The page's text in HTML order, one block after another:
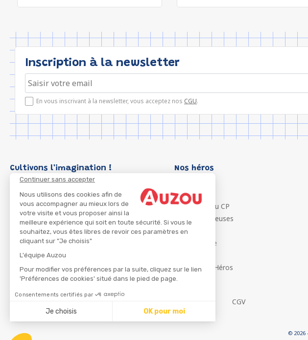
Continuer sans accepter
Nous utilisons des cookies afin de
vous accompagner au mieux lors de
votre visite et vous proposer ainsi la
meilleure expérience qui soit en toute sécurité. Si vous le
souhaitez, vous êtes libres de revoir ces paramètres en
cliquant sur "Je choisis"
L'équipe Auzou
Pour modifier vos préférences par la suite, cliquez sur le lien
'Préférences de cookies' situé dans le pied de page.
Consentements certifiés par
Je choisis OK pour moi
Inscription à la newsletter
En vous inscrivant à la newsletter, vous acceptez nos CGU.
Cultivons l'imagination ! Nos héros
P'tit Loup
Les Héros du CP
Les Influenceuses
Migali
Petite Taupe
Ma Boîte à Héros
CGV
© 2026